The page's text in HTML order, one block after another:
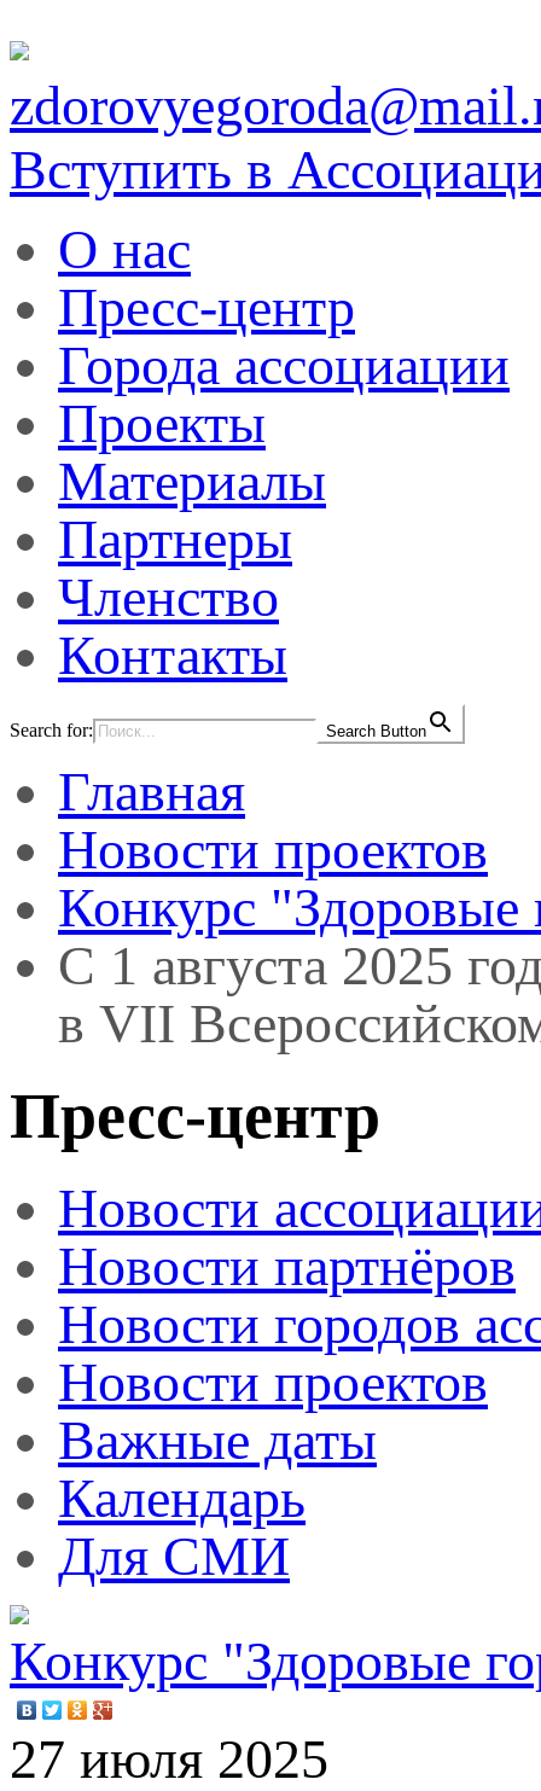
Вступить в
О нас
Пресс-центр
Города ассоциации
Проекты
Материалы
Партнеры
Членство
Контакты
Search for: Search Button
Главная
Новости проектов
Конкурс "Здоровые
С 1 августа 2025
в VII
Пресс-центр
Новости
Новости партнёров
Новости городов
Новости проектов
Важные даты
Календарь
Для СМИ
Конкурс "Здоровые
27 июля 2025